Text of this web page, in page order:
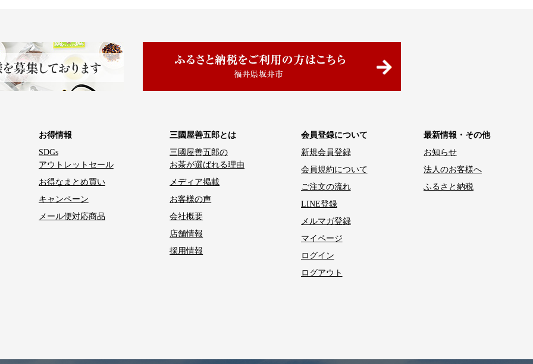
お得情報
SDGs
アウトレットセール
お得なまとめ買い
キャンペーン
メール便対応商品
三國屋善五郎とは
三國屋善五郎の
お茶が選ばれる理由
メディア掲載
お客様の声
会社概要
店舗情報
採用情報
会員登録について
新規会員登録
会員規約について
ご注文の流れ
LINE登録
メルマガ登録
マイページ
ログイン
ログアウト
最新情報・その他
お知らせ
法人のお客様へ
ふるさと納税